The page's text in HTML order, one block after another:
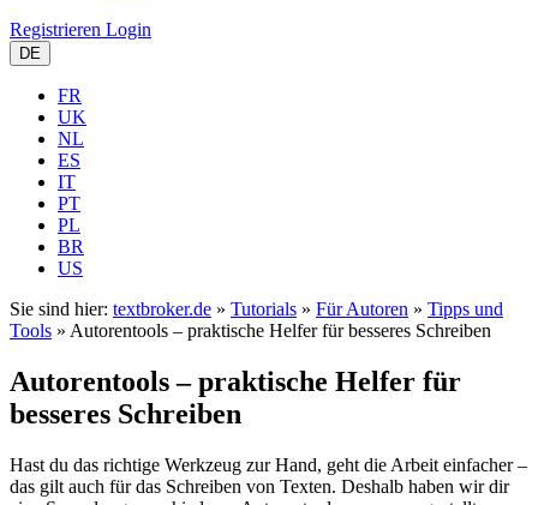
Registrieren Login
DE
FR
UK
NL
ES
IT
PT
PL
BR
US
Sie sind hier: textbroker.de » Tutorials » Für Autoren » Tipps und
Tools » Autorentools – praktische Helfer für besseres Schreiben
Autorentools – praktische Helfer für
besseres Schreiben
Hast du das richtige Werkzeug zur Hand, geht die Arbeit einfacher –
das gilt auch für das Schreiben von Texten. Deshalb haben wir dir